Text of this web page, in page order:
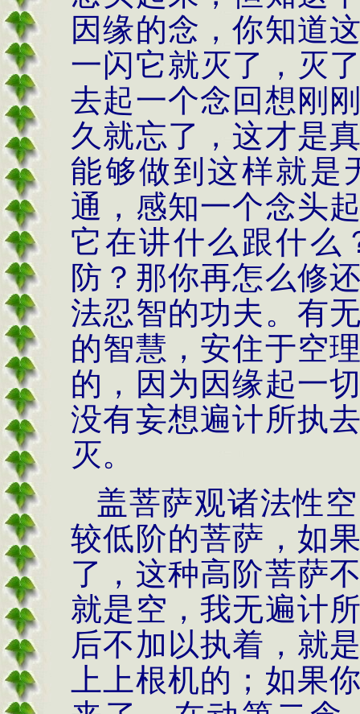
因缘的念，你知道
一闪它就灭了，灭
去起一个念回想刚
久就忘了，这才是
能够做到这样就是
通，感知一个念头
它在讲什么跟什么
防？那你再怎么修
法忍智的功夫。有
的智慧，安住于空
的，因为因缘起一
没有妄想遍计所执
灭。
盖菩萨观诸法性
较低阶的菩萨，如
了，这种高阶菩萨
就是空，我无遍计
后不加以执着，就
上上根机的；如果